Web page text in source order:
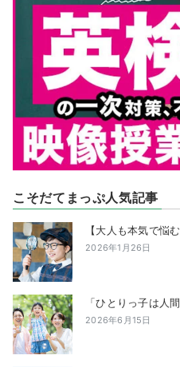
こそだてまっぷ人気記事
【大人も本気で悩
2026年1月26日
「ひとりっ子は人
2026年6月15日